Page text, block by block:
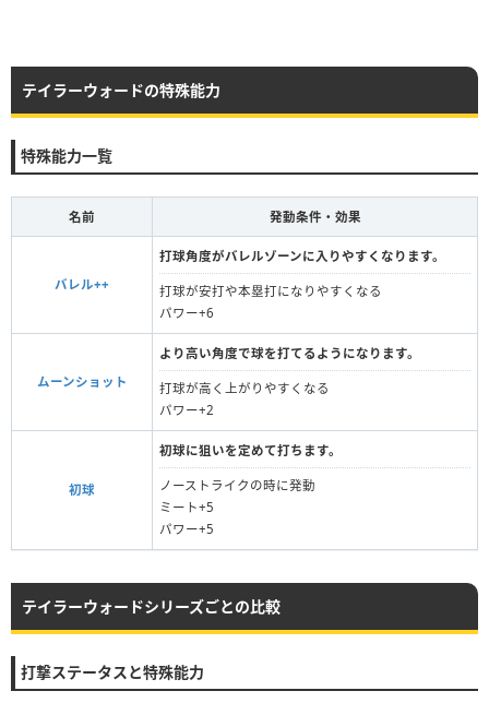
テイラーウォードの特殊能力
特殊能力一覧
名前 発動条件・効果
バレル++
打球角度がバレルゾーンに入りやすくなります。
打球が安打や本塁打になりやすくなる
パワー+6
ムーンショット
より高い角度で球を打てるようになります。
打球が高く上がりやすくなる
パワー+2
初球
初球に狙いを定めて打ちます。
ノーストライクの時に発動
ミート+5
パワー+5
テイラーウォードシリーズごとの比較
打撃ステータスと特殊能力